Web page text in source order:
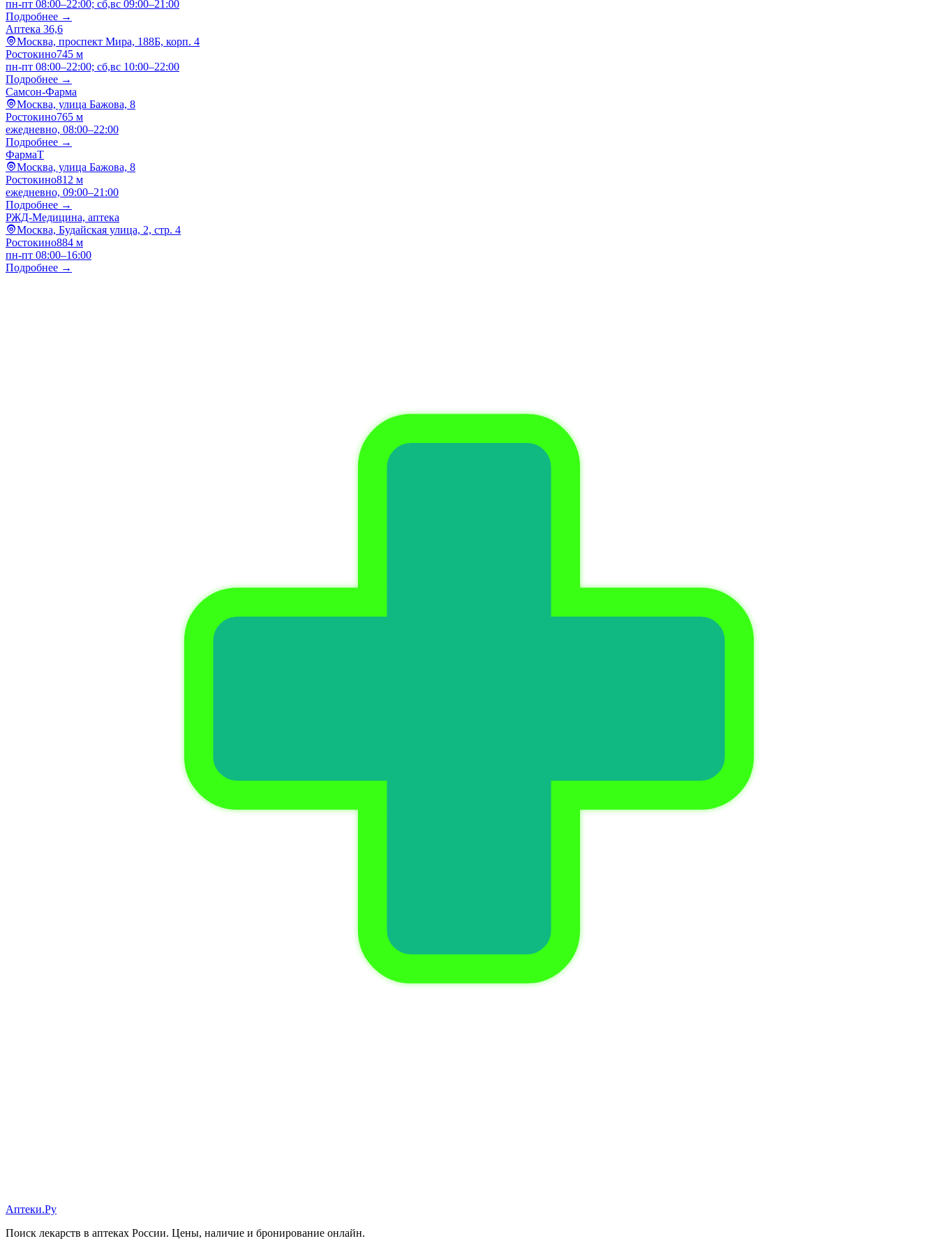
пн-пт 08:00–22:00; сб,вс 09:00–21:00
Подробнее →
Аптека 36,6
Москва, проспект Мира, 188Б, корп. 4
Ростокино745 м
пн-пт 08:00–22:00; сб,вс 10:00–22:00
Подробнее →
Самсон-Фарма
Москва, улица Бажова, 8
Ростокино765 м
ежедневно, 08:00–22:00
Подробнее →
ФармаТ
Москва, улица Бажова, 8
Ростокино812 м
ежедневно, 09:00–21:00
Подробнее →
РЖД-Медицина, аптека
Москва, Будайская улица, 2, стр. 4
Ростокино884 м
пн-пт 08:00–16:00
Подробнее →
Аптеки.Ру
Поиск лекарств в аптеках России. Цены, наличие и бронирование онлайн.